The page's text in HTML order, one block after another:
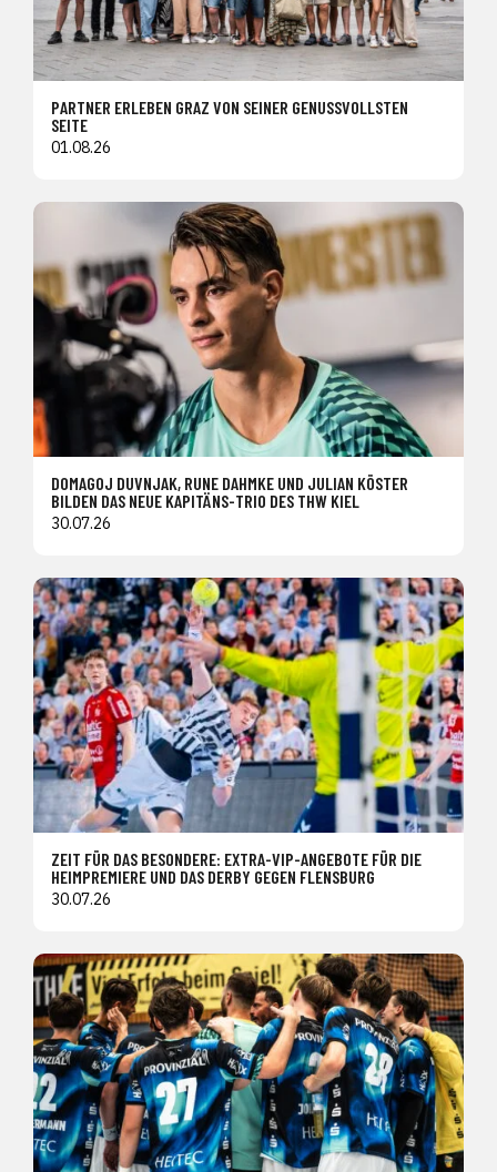
PARTNER ERLEBEN GRAZ VON SEINER GENUSSVOLLSTEN
SEITE
01.08.26
DOMAGOJ DUVNJAK, RUNE DAHMKE UND JULIAN KÖSTER
BILDEN DAS NEUE KAPITÄNS-TRIO DES THW KIEL
30.07.26
ZEIT FÜR DAS BESONDERE: EXTRA-VIP-ANGEBOTE FÜR DIE
HEIMPREMIERE UND DAS DERBY GEGEN FLENSBURG
30.07.26